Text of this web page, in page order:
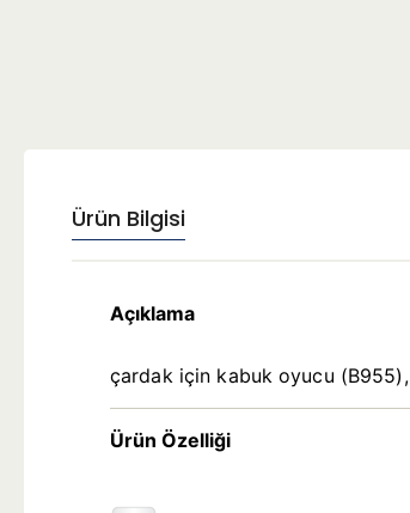
Ürün Bilgisi
Açıklama
çardak için kabuk oyucu
Ürün Özelliği